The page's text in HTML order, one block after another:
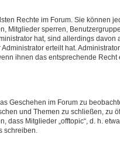
Rechte im Forum. Sie können
Mitglieder sperren,
hat, sind allerdings
erteilt hat.
ihnen das entsprechende Recht
Geschehen im Forum zu
und Themen zu schließen, zu
dass Mitglieder „offtopic“, d. h.
schreiben.